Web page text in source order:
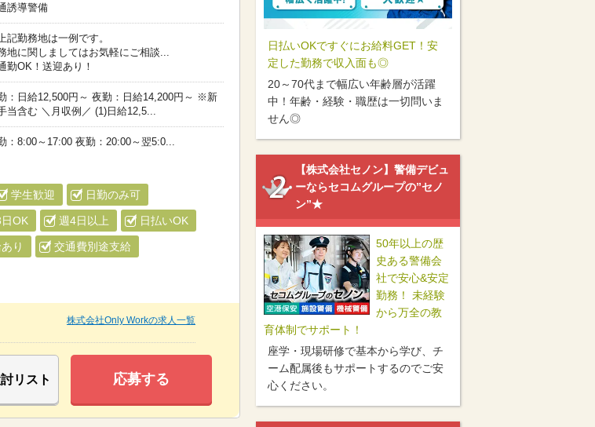
誘導警備
記勤務地は一例です。
地に関しましてはお気軽にご相談...
勤OK！送迎あり！
：日給12,500円～ 夜勤：日給14,200円～ ※新
当含む ＼月収例／ (1)日給12,5...
：8:00～17:00 夜勤：20:00～翌5:0...
学生歓迎 日勤のみ可
OK 週4日以上 日払いOK
り 交通費別途支給
株式会社Only Workの求人一覧
リスト 応募する
日払いOKですぐにお給料GET！安
定した勤務で収入面も◎
20～70代まで幅広い年齢層が活躍
中！年齢・経験・職歴は一切問いま
せん◎
【株式会社セノン】警備デビュ
ーならセコムグループの”セノ
ン”★
50年以上の歴
史ある警備会
社で安心&安定
勤務！ 未経験
から万全の教
育体制でサポート！
座学・現場研修で基本から学び、チ
ーム配属後もサポートするのでご安
心ください。